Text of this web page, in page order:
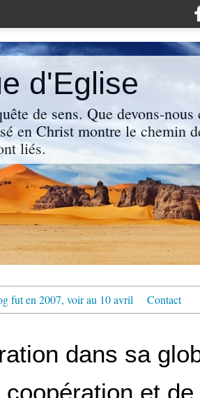
d'Eglise
de sens. Que devons-
en Christ montre le chemin
liés.
fut en 2007, voir au 10 avril Contact
dans sa
coopération et de